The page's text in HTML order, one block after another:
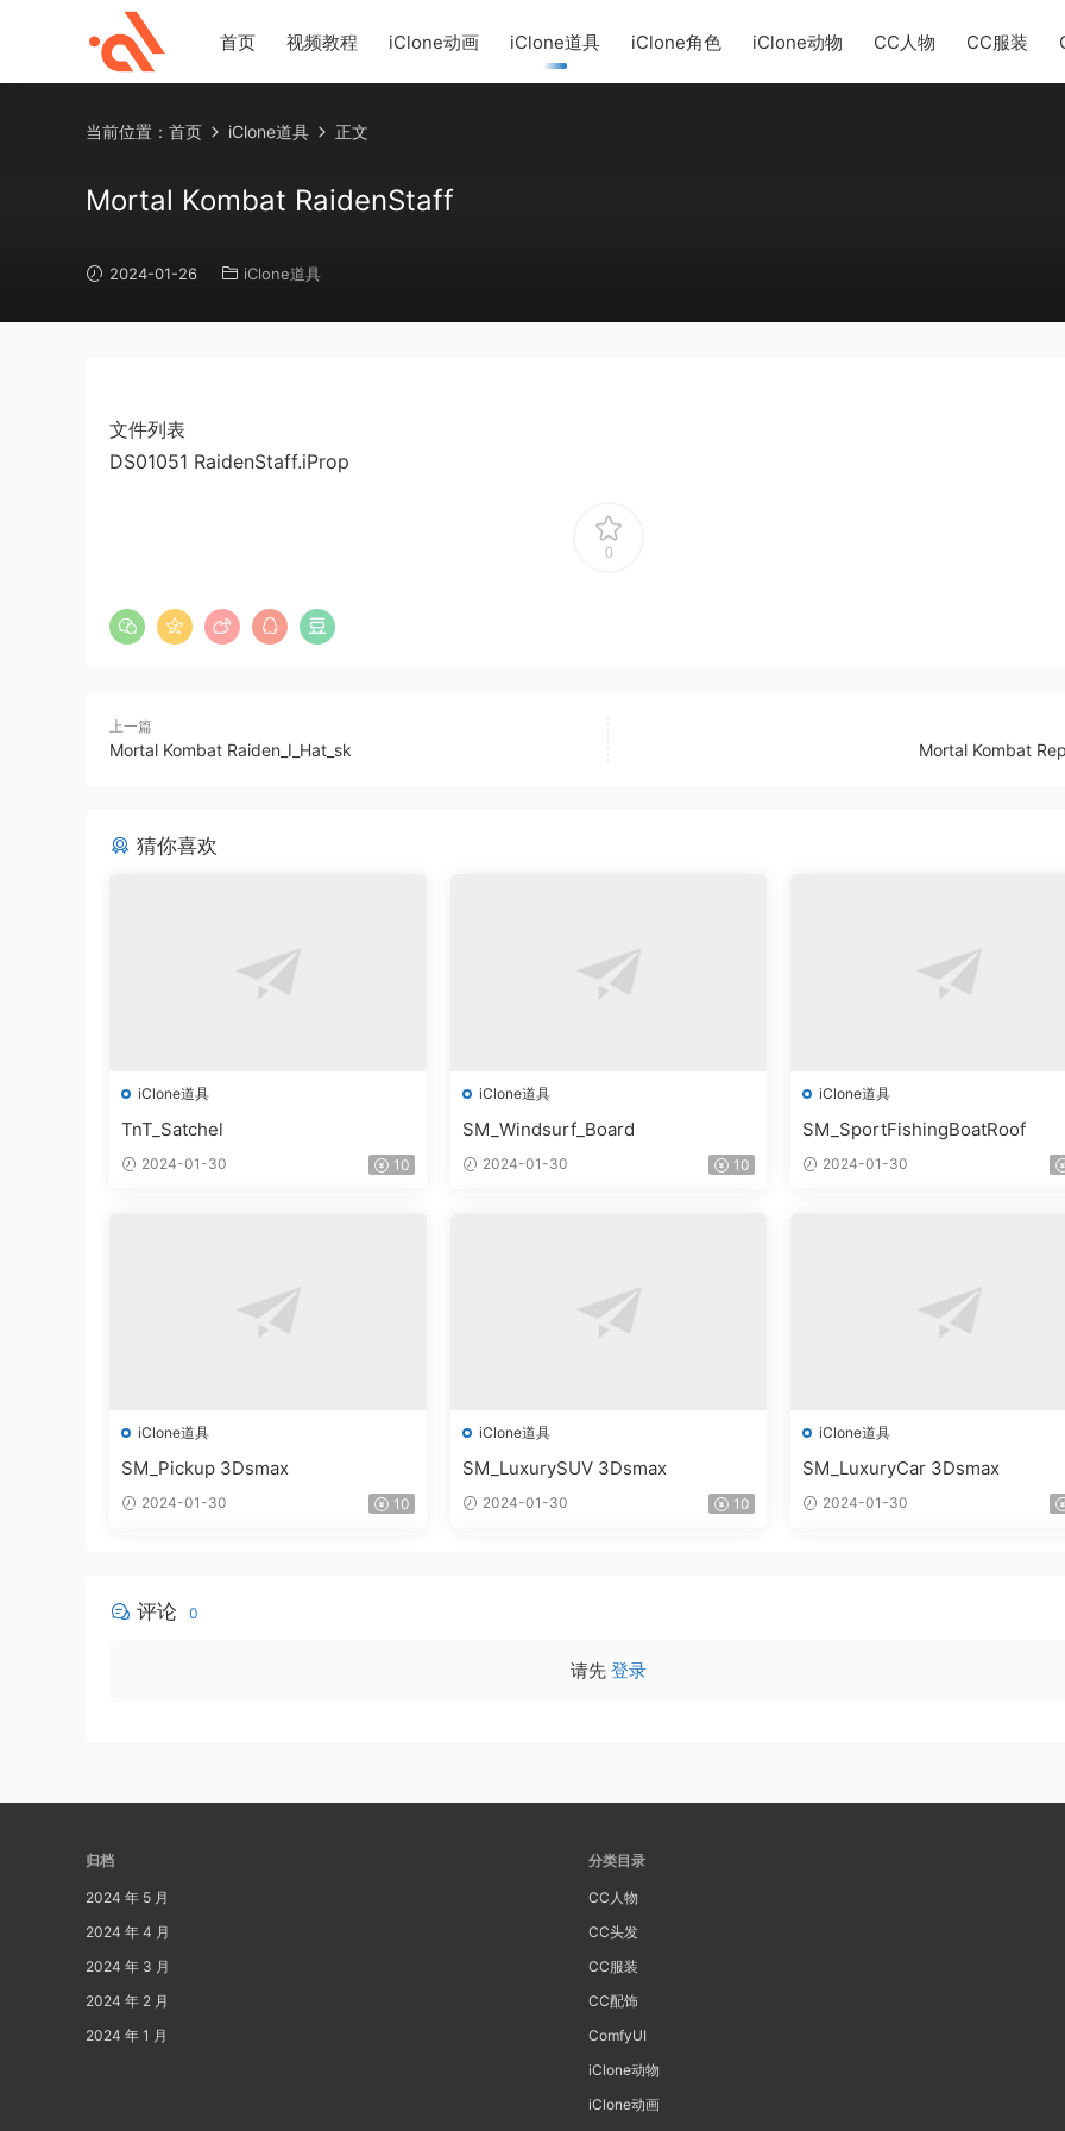
首页 视频教程 iClone动画 iClone道具 iClone角色 iClone动物 CC人物 CC服装
当前位置： 首页 iClone道具 正文
Mortal Kombat RaidenStaff
2024-01-26 iClone道具
文件列表
DS01051 RaidenStaff.iProp
0
上一篇
Mortal Kombat Raiden_I_Hat_sk Mortal Kombat
猜你喜欢
iClone道具
TnT_Satchel
2024-01-30 10
iClone道具
SM_Windsurf_Board
2024-01-30 10
iClone道具
SM_SportFishingBoatRoof
2024-01-30
iClone道具
SM_Pickup 3Dsmax
2024-01-30 10
iClone道具
SM_LuxurySUV 3Dsmax
2024-01-30 10
iClone道具
SM_LuxuryCar 3Dsmax
2024-01-30
评论 0
请先 登录
归档
2024 年 5 月
2024 年 4 月
2024 年 3 月
2024 年 2 月
2024 年 1 月
分类目录
CC人物
CC头发
CC服装
CC配饰
ComfyUI
iClone动物
iClone动画